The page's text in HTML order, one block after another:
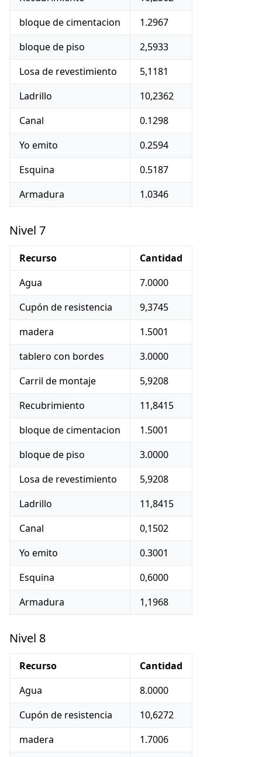
bloque de cimentacion
1.2967
bloque de piso
2,5933
Losa de revestimiento
5,1181
Ladrillo
10,2362
Canal
0.1298
Yo emito
0.2594
Esquina
0.5187
Armadura
1.0346
Nivel 7
Recurso
Cantidad
Agua
7.0000
Cupón de resistencia
9,3745
madera
1.5001
tablero con bordes
3.0000
Carril de montaje
5,9208
Recubrimiento
11,8415
bloque de cimentacion
1.5001
bloque de piso
3.0000
Losa de revestimiento
5,9208
Ladrillo
11,8415
Canal
0,1502
Yo emito
0.3001
Esquina
0,6000
Armadura
1,1968
Nivel 8
Recurso
Cantidad
Agua
8.0000
Cupón de resistencia
10,6272
madera
1.7006